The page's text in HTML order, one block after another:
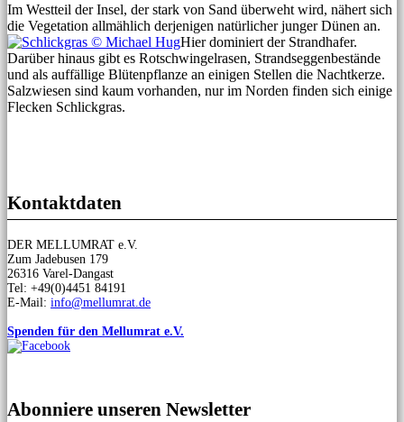
Im Westteil der Insel, der stark von Sand überweht wird, nähert sich
die Vegetation allmählich derjenigen natürlicher junger Dünen an.
Hier dominiert der Strandhafer.
Darüber hinaus gibt es Rotschwingelrasen, Strandseggenbestände
und als auffällige Blütenpflanze an einigen Stellen die Nachtkerze.
Salzwiesen sind kaum vorhanden, nur im Norden finden sich einige
Flecken Schlickgras.
Kontaktdaten
DER MELLUMRAT e.V.
Zum Jadebusen 179
26316 Varel-Dangast
Tel: +49(0)4451 84191
E-Mail: info@mellumrat.de
Spenden für den Mellumrat e.V.
Abonniere unseren Newsletter